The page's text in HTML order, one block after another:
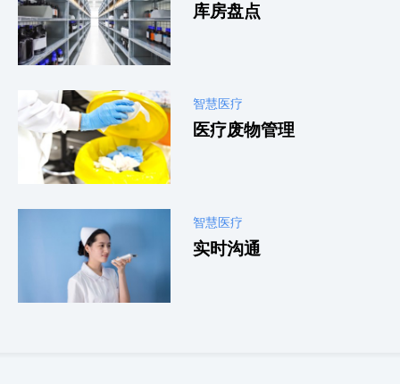
库房盘点
智慧医疗
医疗废物管理
智慧医疗
实时沟通